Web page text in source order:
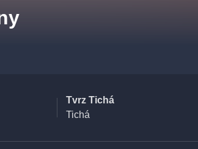
Tvrz Tichá
Tichá